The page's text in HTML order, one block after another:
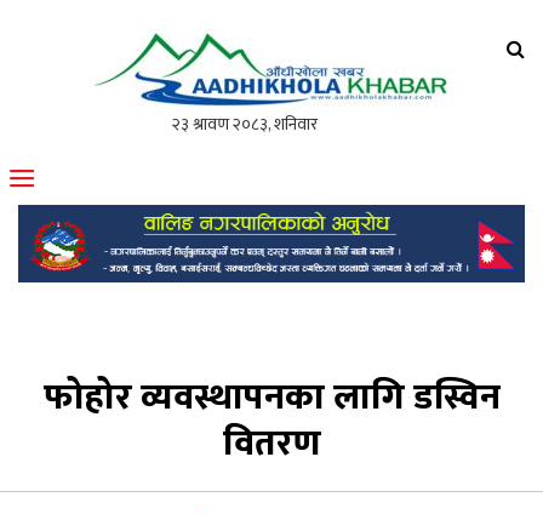
मोफसलकै लोकप्रिय अनलाइन पत्रिका
फोहोर व्यवस्थापनका लागि डस्विन
वितरण